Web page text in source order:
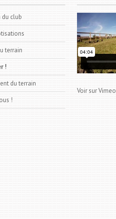
du club
terrain
!
du terrain
!
Voir sur Vimeo